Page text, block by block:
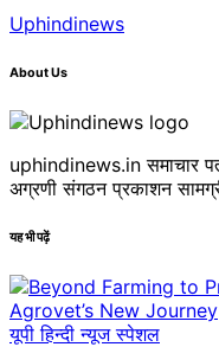
Uphindinews
About Us
uphindinews.in समाचार
अग्रणी संगठन प्रकाशन
यह भी पढ़ें
यूपी हिन्दी न्यूज स्पेशल